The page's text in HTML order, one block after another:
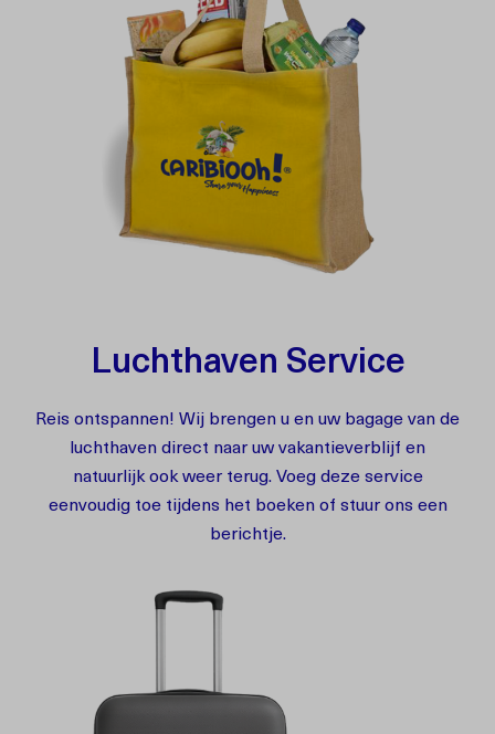
Luchthaven Service
Reis ontspannen! Wij brengen u en uw bagage van de
luchthaven direct naar uw vakantieverblijf en
natuurlijk ook weer terug. Voeg deze service
eenvoudig toe tijdens het boeken of stuur ons een
berichtje.